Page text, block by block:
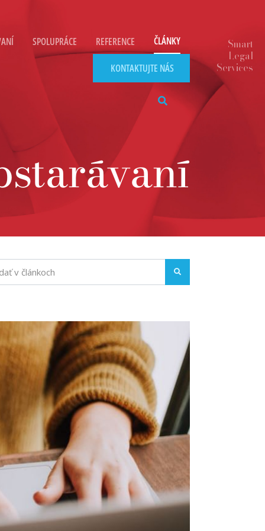
SPOLUPRÁCE REFERENCE ČLÁNKY
KONTAKTUJTE NÁS